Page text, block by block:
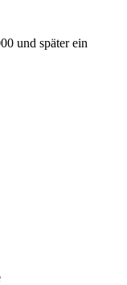
und später ein